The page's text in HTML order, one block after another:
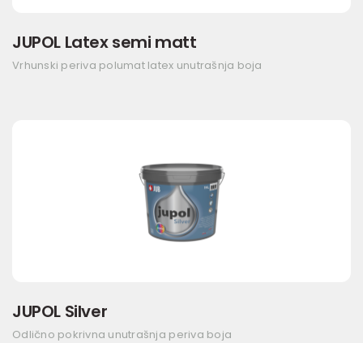
JUPOL Latex semi matt
Vrhunski periva polumat latex unutrašnja boja
JUPOL Silver
Odlično pokrivna unutrašnja periva boja